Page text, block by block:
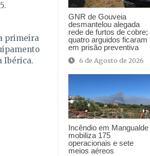
GNR de Gouveia
desmantelou alegada
rede de furtos de cobre;
quatro arguidos ficaram
em prisão preventiva
6 de Agosto de 2026
Incêndio em Mangualde
mobiliza 175
operacionais e sete
meios aéreos
primeira
Ibérica.